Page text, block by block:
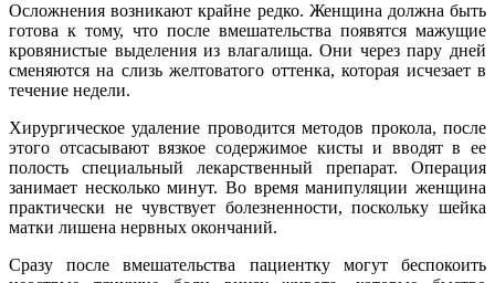
Осложнения возникают крайне редко. Женщина должна быть
готова к тому, что после вмешательства появятся мажущие
кровянистые выделения из влагалища. Они через пару дней
сменяются на слизь желтоватого оттенка, которая исчезает в
течение недели.
Хирургическое удаление проводится методов прокола, после
этого отсасывают вязкое содержимое кисты и вводят в ее
полость специальный лекарственный препарат. Операция
занимает несколько минут. Во время манипуляции женщина
практически не чувствует болезненности, поскольку шейка
матки лишена нервных окончаний.
Сразу после вмешательства пациентку могут беспокоить